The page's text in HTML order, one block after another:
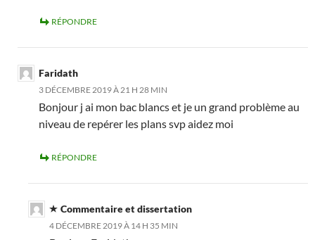
RÉPONDRE
Faridath
3 DÉCEMBRE 2019 À 21 H 28 MIN
Bonjour j ai mon bac blancs et je un grand problème au
niveau de repérer les plans svp aidez moi
RÉPONDRE
Commentaire et dissertation
4 DÉCEMBRE 2019 À 14 H 35 MIN